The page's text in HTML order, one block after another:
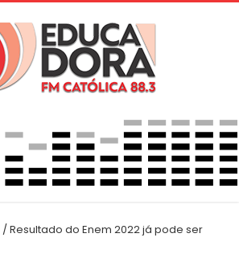
/Resultado do Enem 2022 já pode ser